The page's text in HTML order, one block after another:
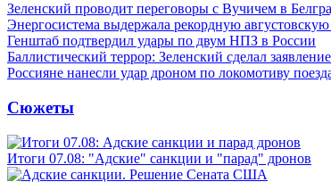
Зеленский проводит переговоры с Вучичем в
Энергосистема выдержала рекордную
Генштаб подтвердил удары по двум НПЗ в России
Баллистический террор: Зеленский сделал заявление
Россияне нанесли удар дроном по локомотиву
Сюжеты
Итоги 07.08: "Адские" санкции и "парад" дронов